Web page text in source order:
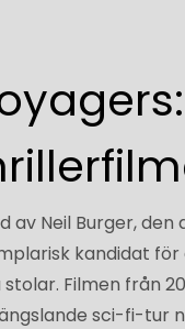
av Neil Burger,
kandidat
stolar. Filmen från
sci-fi-tur